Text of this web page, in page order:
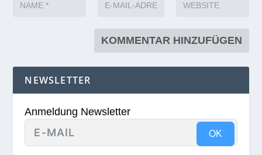
NEWSLETTER
Anmeldung Newsletter
OK